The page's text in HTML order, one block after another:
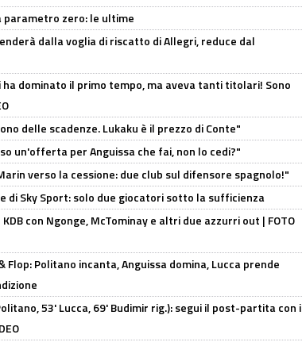
parametro zero: le ultime
dalla voglia di riscatto di Allegri, reduce dal
ha dominato il primo tempo, ma aveva tanti titolari! Sono
delle scadenze. Lukaku è il prezzo di Conte"
un'offerta per Anguissa che fai, non lo cedi?"
verso la cessione: due club sul difensore spagnolo!"
di Sky Sport: solo due giocatori sotto la sufficienza
con Ngonge, McTominay e altri due azzurri out | FOTO
Flop: Politano incanta, Anguissa domina, Lucca prende
53' Lucca, 69' Budimir rig.): segui il post-partita con i